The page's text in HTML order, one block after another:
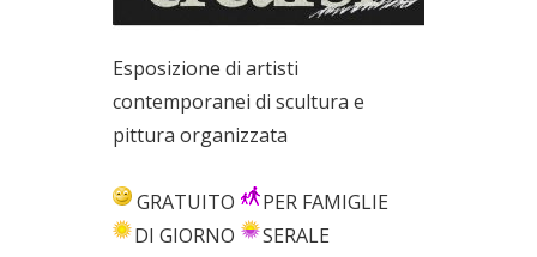
Esposizione di artisti
contemporanei di scultura e
pittura organizzata
GRATUITO
PER FAMIGLIE
DI GIORNO
SERALE